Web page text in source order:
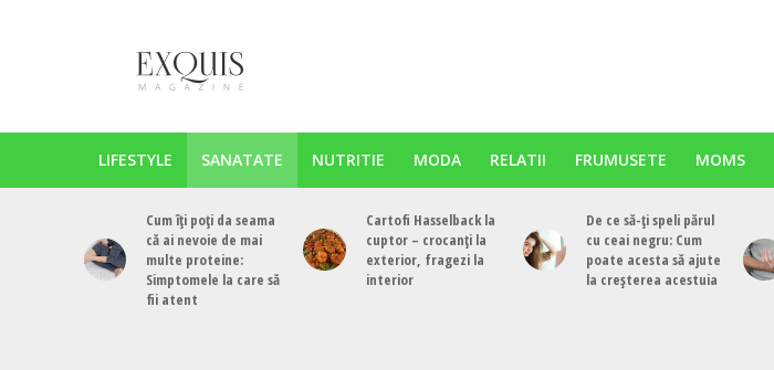
LIFESTYLE SANATATE NUTRITIE MODA RELATII FRUMUSETE MOMS
Cum îți poți da seama
că ai nevoie de mai
multe proteine:
Simptomele la care să
fii atent
Cartofi Hasselback la
cuptor – crocanți la
exterior, fragezi la
interior
De ce să-ți speli părul
cu ceai negru: Cum
poate acesta să ajute
la creșterea acestuia